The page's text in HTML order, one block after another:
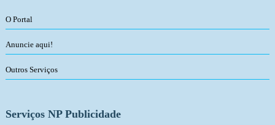
O Portal
Anuncie aqui!
Outros Serviços
Serviços NP Publicidade